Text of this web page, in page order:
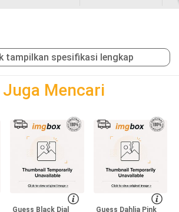
tampilkan spesifikasi lengkap
Mencari
Guess Black Dial Guess Dahlia Pink